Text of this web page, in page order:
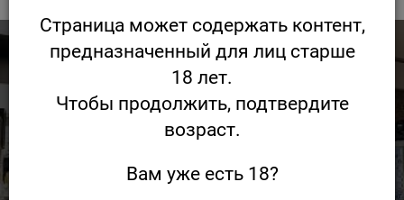
Страница может содержать контент,
предназначенный для лиц старше
18 лет.
Чтобы продолжить, подтвердите
возраст.
Вам уже есть 18?